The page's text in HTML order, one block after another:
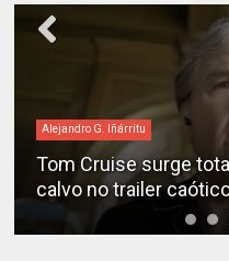
Alejandro G. Iñárritu
Tom Cruise surge
calvo no trailer